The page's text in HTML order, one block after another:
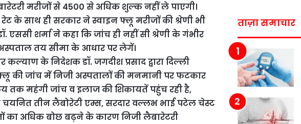
मरीजों से 4500 से अधिक शुल्क नहीं ले पाएगी।
के साथ ही सरकार ने स्वाइन फ्लू मरीजों की श्रेणी भी
एससी शर्मा ने कहा कि जांच ही नहीं सी श्रेणी के गंभीर
तय सीमा के आधार पर लेगें।
कल्याण के निदेशक डॉ. जगदीश प्रसाद द्वारा दिल्ली
की जांच में निजी अस्पतालों की मनमानी पर फटकार
तक महंगी जांच व इलाज की शिकायतें पहुंच रही है,
चयनित तीन लैबोरेटी एम्स, सरदार वल्लभ भाई पटेल चेस्ट
का अधिक बोछ बढ़ने के कारण निजी लैबारेटरी
ताज़ा समाचार